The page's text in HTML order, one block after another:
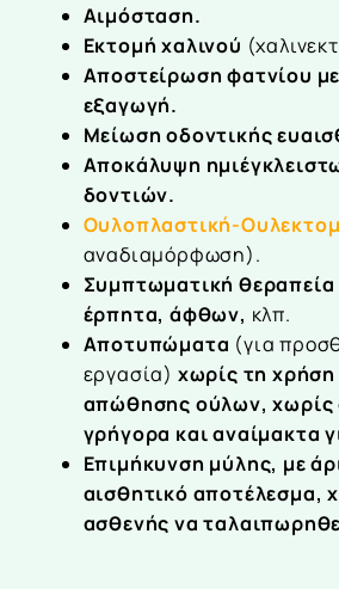
Αιμόσταση.
Εκτομή χαλινού
Αποστείρωση φατνίου
εξαγωγή.
Μείωση οδοντικής
Αποκάλυψη
δοντιών.
Ουλοπλαστική-
αναδιαμόρφωση).
Συμπτωματική θεραπεία
έρπητα, άφθων, κλπ.
Αποτυπώματα (για
εργασία) χωρίς τη
απώθησης ούλων, χωρίς
γρήγορα και αναίμακτα
Επιμήκυνση μύλης, με
αισθητικό αποτέλεσμα,
ασθενής να